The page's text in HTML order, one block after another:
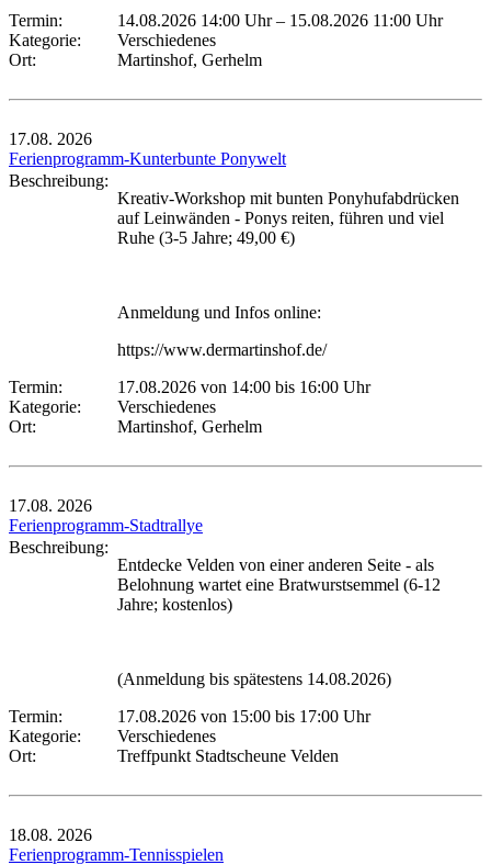
Termin: 14.08.2026 14:00 Uhr– 15.08.2026 11:00 Uhr
Kategorie:
Verschiedenes
Ort:
Martinshof, Gerhelm
17.08. 2026
Ferienprogramm-Kunterbunte Ponywelt
Beschreibung:
Kreativ-Workshop mit bunten Ponyhufabdrücken
auf Leinwänden - Ponys reiten, führen und viel
Ruhe (3-5 Jahre; 49,00 €)
Anmeldung und Infos online:
https://www.dermartinshof.de/
Termin:
17.08.2026 von 14:00 bis 16:00 Uhr
Kategorie:
Verschiedenes
Ort:
Martinshof, Gerhelm
17.08. 2026
Ferienprogramm-Stadtrallye
Beschreibung:
Entdecke Velden von einer anderen Seite - als
Belohnung wartet eine Bratwurstsemmel (6-12
Jahre; kostenlos)
(Anmeldung bis spätestens 14.08.2026)
Termin:
17.08.2026 von 15:00 bis 17:00 Uhr
Kategorie:
Verschiedenes
Ort:
Treffpunkt Stadtscheune Velden
18.08. 2026
Ferienprogramm-Tennisspielen